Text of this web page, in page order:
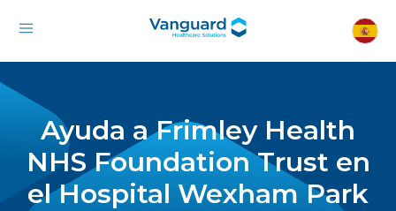
Ayuda a Frimley Health
NHS Foundation Trust en
el Hospital Wexham Park